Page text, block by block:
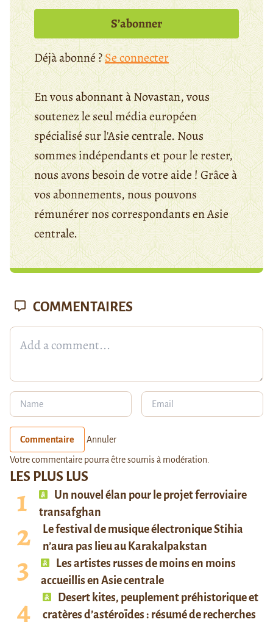
S’abonner
Déjà abonné ?Se connecter
En vous abonnant à Novastan, vous
soutenez le seul média européen
spécialisé sur l'Asie centrale. Nous
sommes indépendants et pour le rester,
nous avons besoin de votre aide ! Grâce à
vos abonnements, nous pouvons
rémunérer nos correspondants en Asie
centrale.
LES PLUS LUS
Un nouvel élan pour le projet ferroviaire
transafghan
Le festival de musique électronique Stihia
n’aura pas lieu au Karakalpakstan
Les artistes russes de moins en moins
accueillis en Asie centrale
Desert kites, peuplement préhistorique et
cratères d’astéroïdes : résumé de recherches
COMMENTAIRES
Commentaire Annuler
Votre commentaire pourra être soumis à modération.